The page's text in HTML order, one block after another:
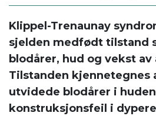
Klippel-Trenaunay
sjelden medfødt tilstand
blodårer, hud og vekst
Tilstanden kjennetegnes
utvidede blodårer i
konstruksjonsfeil i